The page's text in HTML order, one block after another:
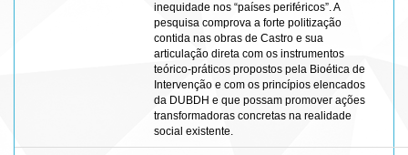
inequidade nos “países periféricos”. A
pesquisa comprova a forte politização
contida nas obras de Castro e sua
articulação direta com os instrumentos
teórico-práticos propostos pela Bioética de
Intervenção e com os princípios elencados
da DUBDH e que possam promover ações
transformadoras concretas na realidade
social existente.